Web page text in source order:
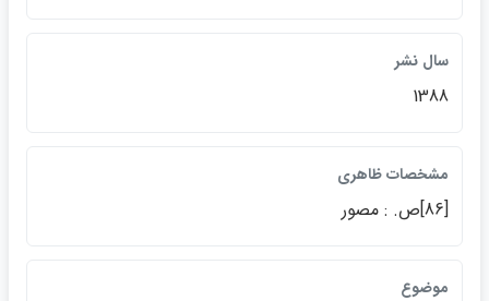
سال نشر
1388
مشخصات ظاهري
[86]ص. : مصور
موضوع